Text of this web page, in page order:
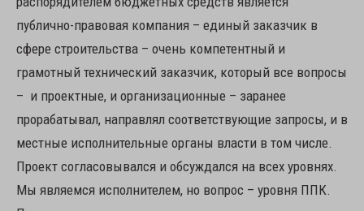
публично-правовая компания – единый заказчик в
сфере строительства – очень компетентный и
грамотный технический заказчик, который все вопросы
– и проектные, и организационные – заранее
прорабатывал, направлял соответствующие запросы, и в
местные исполнительные органы власти в том числе.
Проект согласовывался и обсуждался на всех уровнях.
Мы являемся исполнителем, но вопрос – уровня ППК.